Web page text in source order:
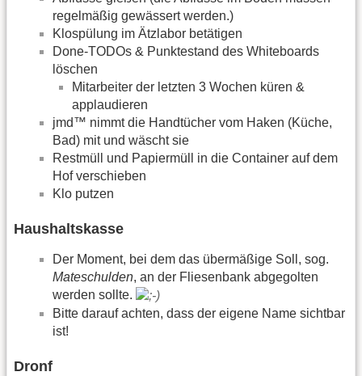
regelmäßig gewässert werden.)
Klospülung im Ätzlabor betätigen
Done-TODOs & Punktestand des Whiteboards
löschen
Mitarbeiter der letzten 3 Wochen küren &
applaudieren
jmd™ nimmt die Handtücher vom Haken (Küche,
Bad) mit und wäscht sie
Restmüll und Papiermüll in die Container auf dem
Hof verschieben
Klo putzen
Haushaltskasse
Der Moment, bei dem das übermäßige Soll, sog.
Mateschulden, an der Fliesenbank abgegolten
werden sollte.
Bitte darauf achten, dass der eigene Name sichtbar
ist!
Dronf